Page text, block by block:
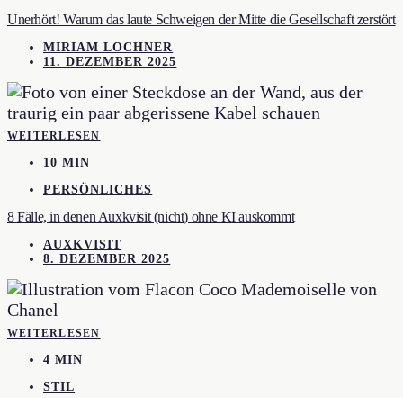
Unerhört! Warum das laute Schweigen der Mitte die Gesellschaft zerstört
MIRIAM LOCHNER
11. DEZEMBER 2025
WEITERLESEN
10 MIN
PERSÖNLICHES
8 Fälle, in denen Auxkvisit (nicht) ohne KI auskommt
AUXKVISIT
8. DEZEMBER 2025
WEITERLESEN
4 MIN
STIL